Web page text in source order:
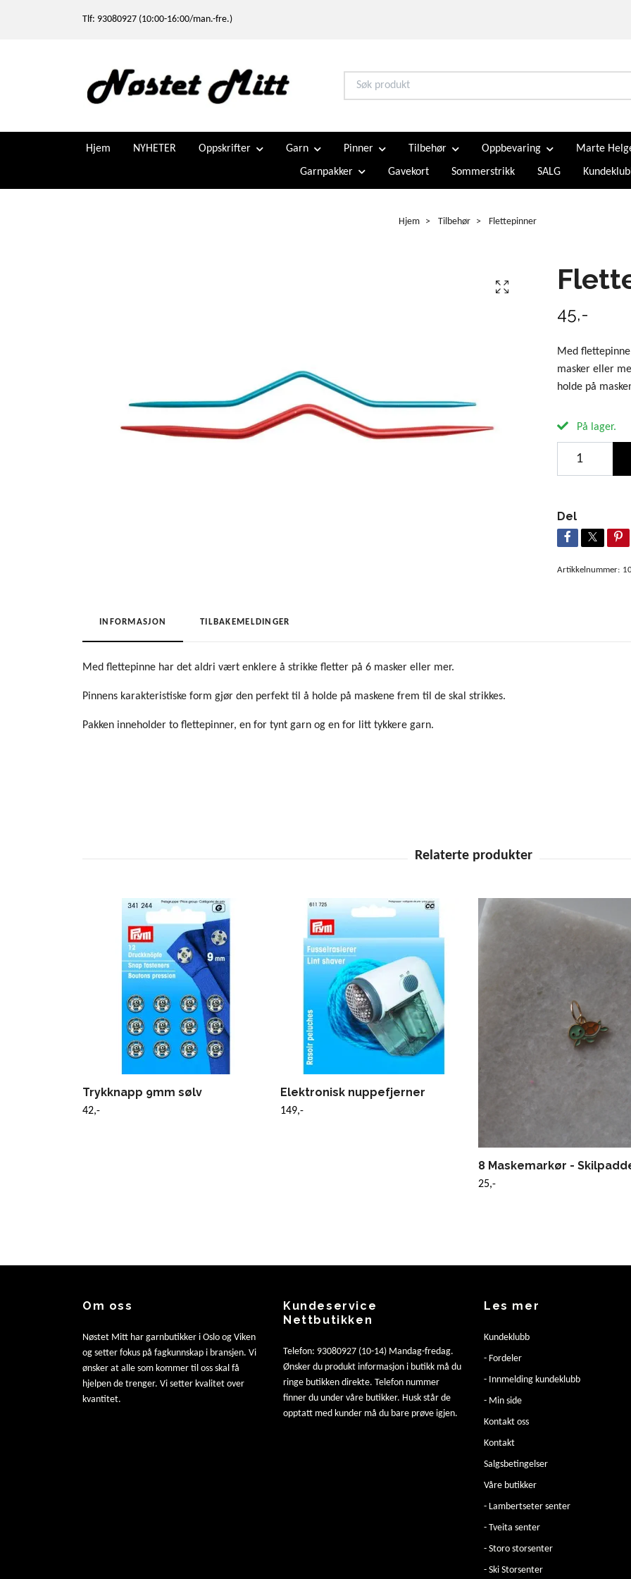
Tlf: 93080927 (10:00-16:00/man.-fre.)
Hjem NYHETER Oppskrifter Garn Pinner Tilbehør Oppbevaring Marte
Garnpakker Gavekort Sommerstrikk SALG
Hjem Tilbehør Flettepinner
45,-
Med
masker eller
holde på
På lager.
Del
Artikkelnummer:
INFORMASJON TILBAKEMELDINGER
Med flettepinne har det aldri vært enklere å strikke fletter på 6 masker eller mer.
Pinnens karakteristiske form gjør den perfekt til å holde på maskene frem til de skal strikkes.
Pakken inneholder to flettepinner, en for tynt garn og en for litt tykkere garn.
Trykknapp 9mm sølv
42,-
Elektronisk nuppefjerner
149,-
8 Maskemarkør -
25,-
Om oss
Nøstet Mitt har garnbutikker i Oslo og Viken
og setter fokus på fagkunnskap i bransjen. Vi
ønsker at alle som kommer til oss skal få
hjelpen de trenger. Vi setter kvalitet over
kvantitet.
Kundeservice
Nettbutikken
Telefon: 93080927 (10-14) Mandag-fredag.
Ønsker du produkt informasjon i butikk må du
ringe butikken direkte. Telefon nummer
finner du under våre butikker. Husk står de
opptatt med kunder må du bare prøve igjen.
Les mer
Kundeklubb
- Fordeler
- Innmelding kundeklubb
- Min side
Kontakt oss
Kontakt
Salgsbetingelser
Våre butikker
- Lambertseter senter
- Tveita senter
- Storo storsenter
- Ski Storsenter